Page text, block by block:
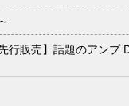
行販売】話題のアンプ